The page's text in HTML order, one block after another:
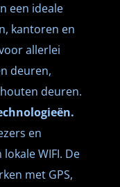
een ideale
kantoren en
allerlei
deuren,
deuren.
en
WIFI. De
met GPS,